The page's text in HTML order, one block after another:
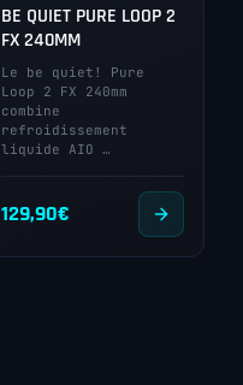
BE QUIET PURE LOOP 2
FX 240MM
Le be quiet! Pure
Loop 2 FX 240mm
combine
refroidissement
liquide AIO …
129,90€